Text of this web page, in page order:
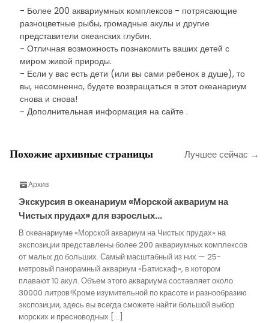
- Более 200 аквариумных комплексов - потрясающие
разноцветные рыбы, громадные акулы и другие
представители океанских глубин.
- Отличная возможность познакомить ваших детей с
миром живой природы.
- Если у вас есть дети (или вы сами ребенок в душе), то
вы, несомненно, будете возвращаться в этот океанариум
снова и снова!
- Дополнительная информация на сайте .
Похожие архивные страницы Лучшее сейчас →
Архив
Экскурсия в океанариум «Морской аквариум на
Чистых прудах» для взрослых…
В океанариуме «Морской аквариум на Чистых прудах» на
экспозиции представлены более 200 аквариумных комплексов
от малых до больших. Самый масштабный из них — 25-
метровый панорамный аквариум «Батискаф», в котором
плавают 10 акул. Объем этого аквариума составляет около
30000 литров!Кроме изумительной по красоте и разнообразию
экспозиции, здесь вы всегда сможете найти большой выбор
морских и пресноводных […]